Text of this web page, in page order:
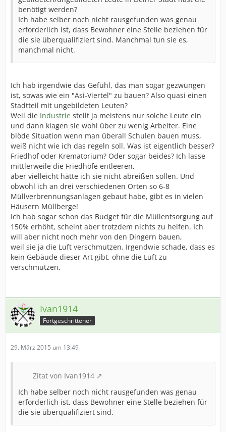
benötigt werden?
Ich habe selber noch nicht rausgefunden was genau
erforderlich ist, dass Bewohner eine Stelle beziehen für
die sie überqualifiziert sind. Manchmal tun sie es,
manchmal nicht.
Ich hab irgendwie das Gefühl, das man sogar gezwungen
ist, sowas wie ein "Asi-Viertel" zu bauen? Also quasi einen
Stadtteil mit ungebildeten Leuten?
Weil die Industrie stellt ja meistens nur solche Leute ein
und dann klagen sie wohl über zu wenig Arbeiter. Eine
blöde Situation wenn man überall Schulen bauen muss,
weiß nicht wie ich das regeln soll. Was ist eigentlich besser?
Friedhof oder Krematorium? Oder sogar beides? Ich lasse
mittlerweile die Friedhöfe entleeren,
aber vielleicht hätte ich sie nicht abreißen sollen. Und
obwohl ich an drei verschiedenen Orten so 6-8
Müllverbrennungsanlagen gebaut habe, gibt es in vielen
Häusern Müllberge!
Ich hab sogar schon das Budget für die Müllentsorgung auf
150% erhöht, scheint aber trotzdem nichts zu helfen. Ich
will aber nicht noch mehr von den Dingern bauen,
weil sie ja die Luft verschmutzen. Irgendwie schade, dass es
kein Gebäude dieser Art gibt, ohne die Luft zu
verschmutzen.
Ivan1914
Fortgeschrittener
29. März 2015 um 13:49
Zitat von Ivan1914
Ich habe selber noch nicht rausgefunden was genau
erforderlich ist, dass Bewohner eine Stelle beziehen für
die sie überqualifiziert sind.